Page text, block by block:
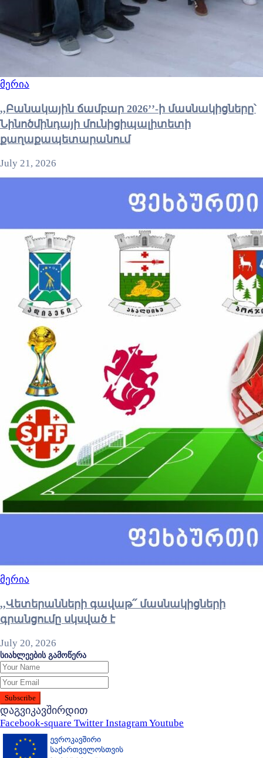
მერია
,,Բանակային ճամբար 2026’’-ի մասնակիցները՝
Նինոծմինդայի մունիցիպալիտետի
քաղաքապետարանում
July 21, 2026
მერია
,,Վետերանների գավաթ՛՛ մասնակիցների
գրանցումը սկսված է
July 20, 2026
სიახლეების გამოწერა
დაგვიკავშირდით
Facebook-square Twitter InstagramYoutube